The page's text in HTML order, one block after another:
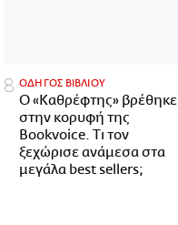
ΟΔΗΓΟΣ ΒΙΒΛΙΟΥ
Ο «Καθρέφτης» βρέθηκε
στην κορυφή της
Bookvoice. Τι τον
ξεχώρισε ανάμεσα στα
μεγάλα best sellers;